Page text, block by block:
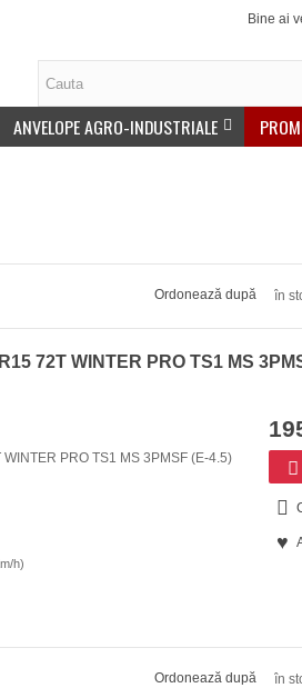
Bine ai
ANVELOPE AGRO-INDUSTRIALE
Ordonează după în
72T WINTER PRO TS1 MS
PRO TS1 MS 3PMSF (E-4.5)
h)
Ordonează după în